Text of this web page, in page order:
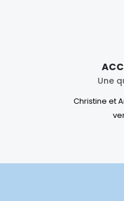
Une
Christine et